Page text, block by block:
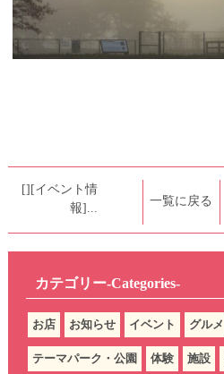
[][イベント情
報]...
一覧に戻る
カテゴリー-Categories-
お店 お知らせ イベント グルメ
テーマパーク・公園 体験 施設